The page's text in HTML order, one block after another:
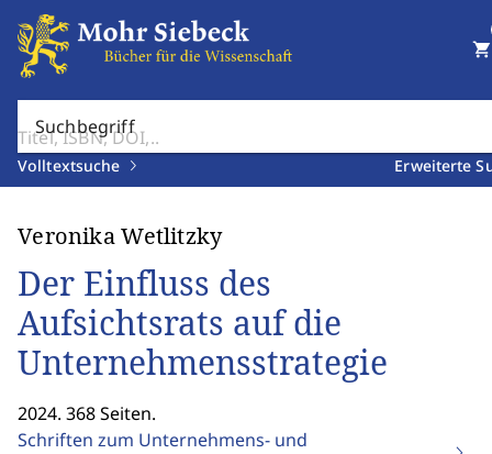
Suchbegriff
Volltextsuche Erweiterte
shopping_cart
Veronika Wetlitzky
Der Einfluss des
Aufsichtsrats auf die
Unternehmensstrategie
2024. 368 Seiten.
Schriften zum Unternehmens- und